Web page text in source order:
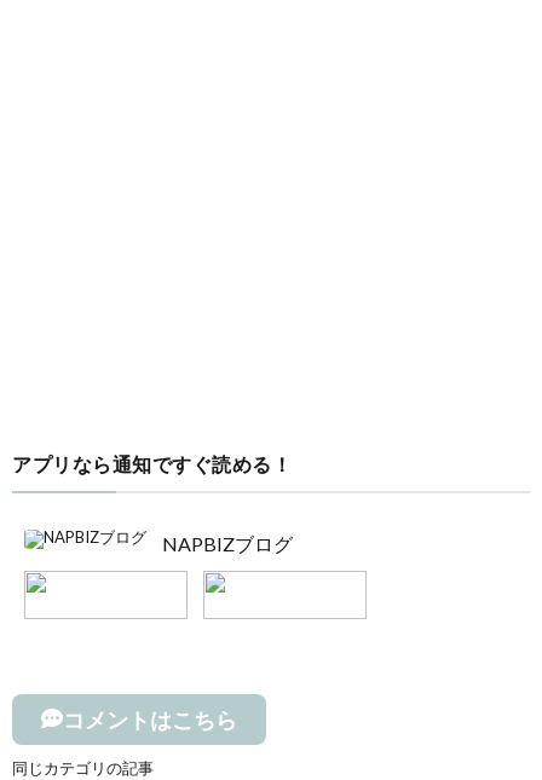
アプリなら通知ですぐ読める！
NAPBIZブログ
コメントはこちら
同じカテゴリの記事